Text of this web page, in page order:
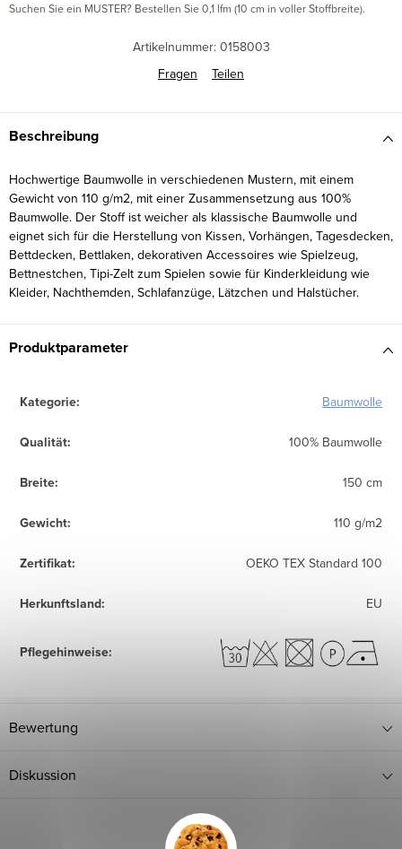
Suchen Sie ein MUSTER? Bestellen Sie 0,1 lfm (10 cm in voller Stoffbreite).
Artikelnummer: 0158003
Fragen
Teilen
Beschreibung
Hochwertige Baumwolle in verschiedenen Mustern, mit einem
Gewicht von 110 g/m2, mit einer Zusammensetzung aus 100%
Baumwolle. Der Stoff ist weicher als klassische Baumwolle und
eignet sich für die Herstellung von Kissen, Vorhängen, Tagesdecken,
Bettdecken, Bettlaken, dekorativen Accessoires wie Spielzeug,
Bettnestchen, Tipi-Zelt zum Spielen sowie für Kinderkleidung wie
Kleider, Nachthemden, Schlafanzüge, Lätzchen und Halstücher.
Produktparameter
Kategorie: Baumwolle
Qualität: 100% Baumwolle
Breite: 150 cm
Gewicht: 110 g/m2
Zertifikat: OEKO TEX Standard 100
Herkunftsland: EU
Pflegehinweise:
Bewertung
Diskussion